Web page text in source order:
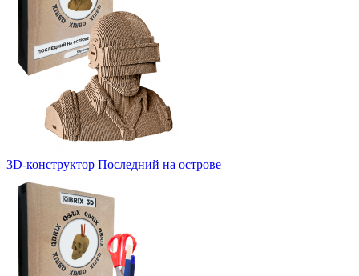
3D-конструктор Последний на острове